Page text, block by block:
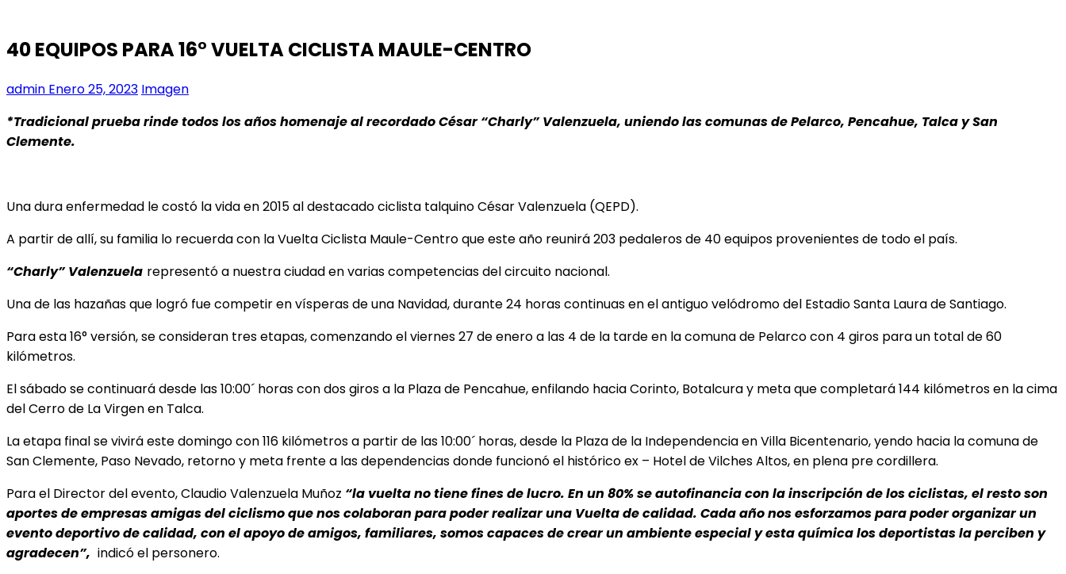
40 EQUIPOS PARA 16° VUELTA CICLISTA MAULE-CENTRO
admin Enero 25, 2023 Imagen
*Tradicional prueba rinde todos los años homenaje al recordado César “Charly” Valenzuela, uniendo las comunas de Pelarco, Pencahue, Talca y San
Clemente.
Una dura enfermedad le costó la vida en 2015 al destacado ciclista talquino César Valenzuela (QEPD).
A partir de allí, su familia lo recuerda con la Vuelta Ciclista Maule-Centro que este año reunirá 203 pedaleros de 40 equipos provenientes de todo el país.
“Charly” Valenzuela representó a nuestra ciudad en varias competencias del circuito nacional.
Una de las hazañas que logró fue competir en vísperas de una Navidad, durante 24 horas continuas en el antiguo velódromo del Estadio Santa Laura de Santiago.
Para esta 16° versión, se consideran tres etapas, comenzando el viernes 27 de enero a las 4 de la tarde en la comuna de Pelarco con 4 giros para un total de 60
kilómetros.
El sábado se continuará desde las 10:00´ horas con dos giros a la Plaza de Pencahue, enfilando hacia Corinto, Botalcura y meta que completará 144 kilómetros en la cima
del Cerro de La Virgen en Talca.
La etapa final se vivirá este domingo con 116 kilómetros a partir de las 10:00´ horas, desde la Plaza de la Independencia en Villa Bicentenario, yendo hacia la comuna de
San Clemente, Paso Nevado, retorno y meta frente a las dependencias donde funcionó el histórico ex – Hotel de Vilches Altos, en plena pre cordillera.
Para el Director del evento, Claudio Valenzuela Muñoz “la vuelta no tiene fines de lucro. En un 80% se autofinancia con la inscripción de los ciclistas, el resto son
aportes de empresas amigas del ciclismo que nos colaboran para poder realizar una Vuelta de calidad. Cada año nos esforzamos para poder organizar un
evento deportivo de calidad, con el apoyo de amigos, familiares, somos capaces de crear un ambiente especial y esta química los deportistas la perciben y
agradecen”, indicó el personero.